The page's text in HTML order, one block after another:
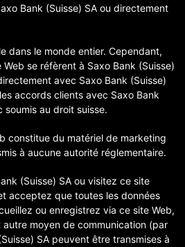
Bank (Suisse) SA ou directement
dans le monde entier. Cependant,
se réfèrent à Saxo Bank (Suisse)
avec Saxo Bank (Suisse)
accords clients avec Saxo Bank
soumis au droit suisse.
constitue du matériel de marketing
à aucune autorité réglementaire.
(Suisse) SA ou visitez ce site
acceptez que toutes les données
ou enregistrez via ce site Web,
moyen de communication (par
SA peuvent être transmises à